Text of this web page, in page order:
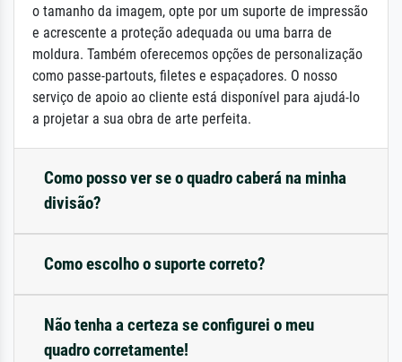
o tamanho da imagem, opte por um suporte de impressão
e acrescente a proteção adequada ou uma barra de
moldura. Também oferecemos opções de personalização
como passe-partouts, filetes e espaçadores. O nosso
serviço de apoio ao cliente está disponível para ajudá-lo
a projetar a sua obra de arte perfeita.
Como posso ver se o quadro caberá na minha
divisão?
Como escolho o suporte correto?
Não tenha a certeza se configurei o meu
quadro corretamente!